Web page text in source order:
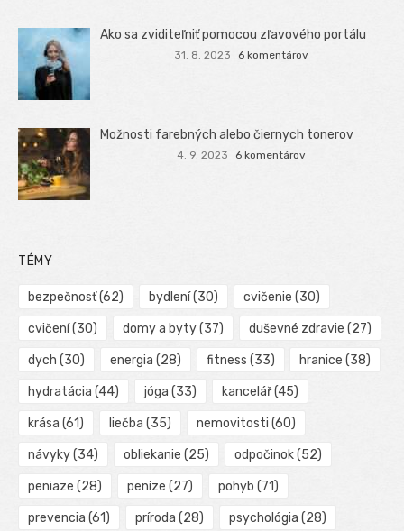
Ako sa zviditeľniť pomocou zľavového portálu
31. 8. 2023 6 komentárov
Možnosti farebných alebo čiernych tonerov
4. 9. 2023 6 komentárov
TÉMY
bezpečnosť(62) bydlení(30) cvičenie (30)
cvičení(30) domy a byty(37) duševné zdravie (27)
dych (30) energia (28) fitness (33) hranice (38)
hydratácia (44) jóga (33) kancelář(45)
krása (61) liečba (35) nemovitosti (60)
návyky(34) obliekanie (25) odpočinok(52)
peniaze (28) peníze (27) pohyb (71)
prevencia (61) príroda (28) psychológia (28)